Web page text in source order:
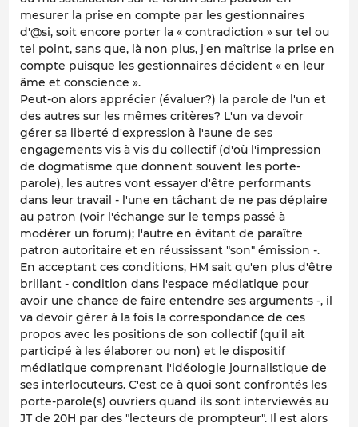
mesurer la prise en compte par les gestionnaires
d'@si, soit encore porter la « contradiction » sur tel ou
tel point, sans que, là non plus, j'en maîtrise la prise en
compte puisque les gestionnaires décident « en leur
âme et conscience ».
Peut-on alors apprécier (évaluer?) la parole de l'un et
des autres sur les mêmes critères? L'un va devoir
gérer sa liberté d'expression à l'aune de ses
engagements vis à vis du collectif (d'où l'impression
de dogmatisme que donnent souvent les porte-
parole), les autres vont essayer d'être performants
dans leur travail - l'une en tâchant de ne pas déplaire
au patron (voir l'échange sur le temps passé à
modérer un forum); l'autre en évitant de paraître
patron autoritaire et en réussissant "son" émission -.
En acceptant ces conditions, HM sait qu'en plus d'être
brillant - condition dans l'espace médiatique pour
avoir une chance de faire entendre ses arguments -, il
va devoir gérer à la fois la correspondance de ces
propos avec les positions de son collectif (qu'il ait
participé à les élaborer ou non) et le dispositif
médiatique comprenant l'idéologie journalistique de
ses interlocuteurs. C'est ce à quoi sont confrontés les
porte-parole(s) ouvriers quand ils sont interviewés au
JT de 20H par des "lecteurs de prompteur". Il est alors